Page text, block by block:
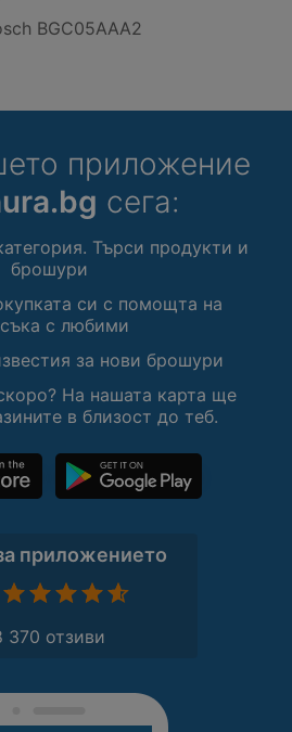
BGC05AAA2
приложение
сега:
Търси продукти и
брошури
си с помощта на
с любими
за нови брошури
На нашата карта ще
в близост до теб.
приложението
370 отзиви